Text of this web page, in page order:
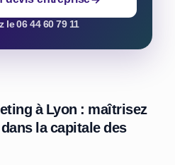
le 06 44 60 79 11
à Lyon : maîtrisez
la capitale des